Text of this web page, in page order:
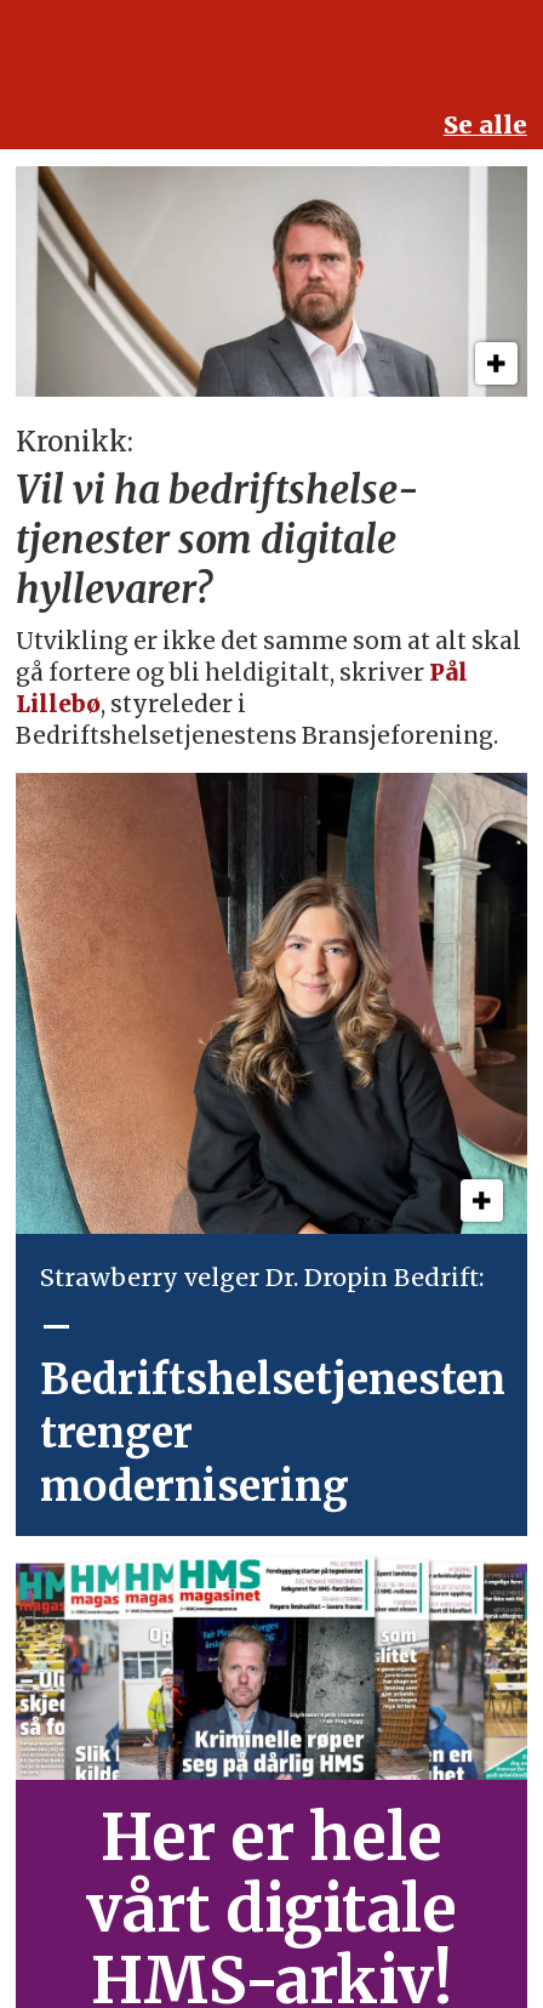
Se alle
Kronikk:
Vil vi ha bedriftshelse­
tjenester som digitale
hyllevarer?
Utvikling er ikke det samme som at alt skal
gå fortere og bli heldigitalt, skriver Pål
Lillebø, styreleder i
Bedriftshelsetjenestens Bransjeforening.
Strawberry velger Dr. Dropin Bedrift:
–
Bedriftshelsetjenesten
trenger
modernisering
Her er hele
vårt digitale
HMS-arkiv!